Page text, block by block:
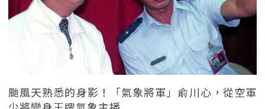
颱風天熟悉的身影！「氣象將軍」俞川心，從空軍